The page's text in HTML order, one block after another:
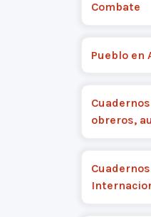
Combate
Pueblo en
obreros,